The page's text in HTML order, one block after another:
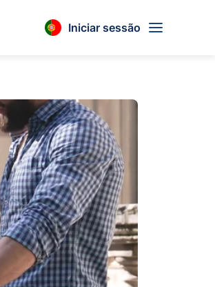
Iniciar sessão